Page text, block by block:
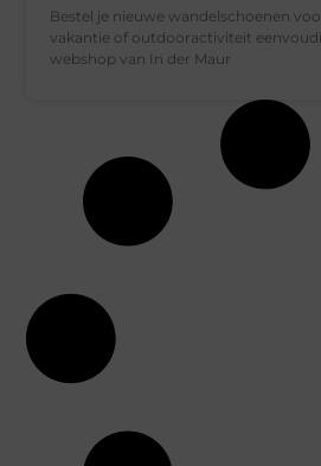
Bestel je nieuwe wandelschoenen
vakantie of outdooractiviteit
webshop van In der Maur